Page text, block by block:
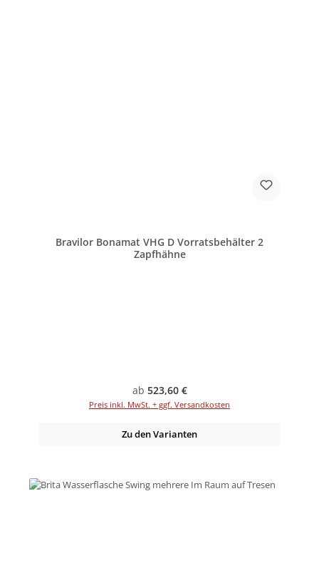
Bravilor Bonamat VHG D Vorratsbehälter 2
Zapfhähne
Regulärer Preis:
ab 523,60 €
Preis inkl. MwSt. + ggf. Versandkosten
Zu den Varianten